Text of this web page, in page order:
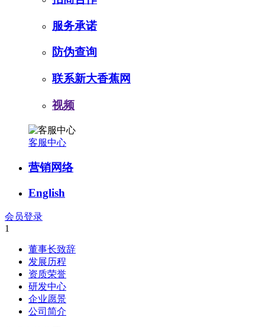
服务承诺
防伪查询
联系新大香蕉网
视频
客服中心
营销网络
English
会员登录
1
董事长致辞
发展历程
资质荣誉
研发中心
企业愿景
公司简介